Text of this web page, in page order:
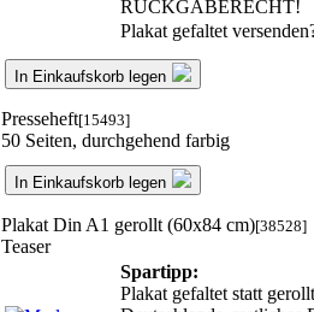
RÜCKGABERECHT!
Plakat gefaltet
In Einkaufskorb legen
Presseheft[15493]
50 Seiten, durchgehend farbig
In Einkaufskorb legen
Plakat Din A1 gerollt (60x84 cm)[38528]
Teaser
Spartipp:
Plakat gefaltet statt